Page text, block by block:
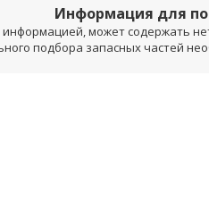
Информация для
может содержать
подбора запасных частей